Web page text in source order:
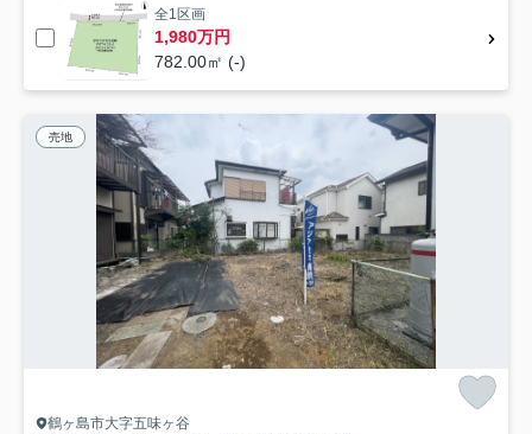
全1区画
1,980万円
782.00㎡ (-)
売地
鶴ヶ島市大字五味ヶ谷